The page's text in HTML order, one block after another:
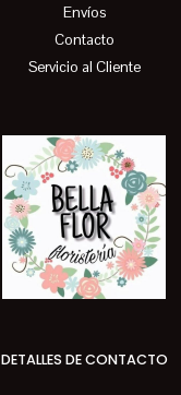
DETALLES DE CONTACTO
Envíos
Contacto
Servicio al Cliente